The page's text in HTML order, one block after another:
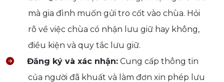
mà gia đình muốn gửi tro cốt vào chùa. Hỏi
rõ về việc chùa có nhận lưu giữ hay không,
điều kiện và quy tắc lưu giữ.
Đăng ký và xác nhận: Cung cấp thông tin
của người đã khuất và làm đơn xin phép lưu